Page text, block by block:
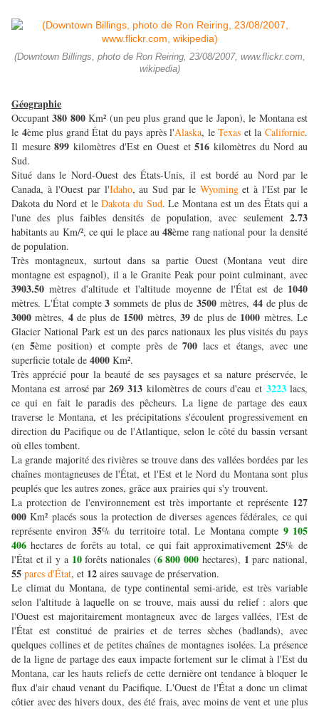
(Downtown Billings, photo de Ron Reiring, 23/08/2007, www.flickr.com,
wikipedia)
Géographie
Occupant380 800Km² (un peu plus grand que le Japon), le Montana est
le 4ème plus grand État du pays après l'Alaska, leTexas et laCalifornie.
Il mesure899kilomètres d'Est en Ouest et516 kilomètres du Nord au
Sud.
Situé dans le Nord-Ouest des États-Unis, il est bordé au Nord par le
Canada, à l'Ouest par l'Idaho, au Sud par le Wyominget à l'Est par le
Dakota du Nord et leDakota du Sud. Le Montana est un des États qui a
l'une des plus faibles densités de population, avec seulement 2.73
habitants au Km/², ce qui le place au48ème rang national pour la densité
de population.
Très montagneux, surtout dans sa partie Ouest (Montana veut dire
montagne est espagnol), il a le Granite Peak pour point culminant, avec
3903.50mètres d'altitude et l'altitude moyenne de l'État est de 1040
mètres. L'État compte3sommets de plus de3500 mètres, 44 de plus de
3000mètres, 4de plus de 1500 mètres, 39de plus de 1000 mètres. Le
Glacier National Park est un des parcs nationaux les plus visités du pays
(en 5ème position) et compte près de700lacs et étangs, avec une
superficie totale de 4000 Km².
Très apprécié pour la beauté de ses paysages et sa nature préservée, le
Montana est arrosé par 269 313 kilomètres de cours d'eau et 3223 lacs,
ce qui en fait le paradis des pêcheurs. La ligne de partage des eaux
traverse le Montana, et les précipitations s'écoulent progressivement en
direction du Pacifique ou de l'Atlantique, selon le côté du bassin versant
où elles tombent.
La grande majorité des rivières se trouve dans des vallées bordées par les
chaînes montagneuses de l'État, et l'Est et le Nord du Montana sont plus
peuplés que les autres zones, grâce aux prairies qui s'y trouvent.
La protection de l'environnement est très importante et représente 127
000 Km² placés sous la protection de diverses agences fédérales, ce qui
représente environ 35% du territoire total. Le Montana compte 9 105
406 hectares de forêts au total, ce qui fait approximativement 25% de
l'État et il y a 10forêts nationales (6 800 000 hectares), 1parc national,
55 parcs d'État, et 12 aires sauvage de préservation.
Le climat du Montana, de type continental semi-aride, est très variable
selon l'altitude à laquelle on se trouve, mais aussi du relief : alors que
l'Ouest est majoritairement montagneux avec de larges vallées, l'Est de
l'État est constitué de prairies et de terres sèches (badlands), avec
quelques collines et de petites chaînes de montagnes isolées. La présence
de la ligne de partage des eaux impacte fortement sur le climat à l'Est du
Montana, car les hauts reliefs de cette dernière ont tendance à bloquer le
flux d'air chaud venant du Pacifique. L'Ouest de l'État a donc un climat
côtier avec des hivers doux, des été frais, avec moins de vent et une plus